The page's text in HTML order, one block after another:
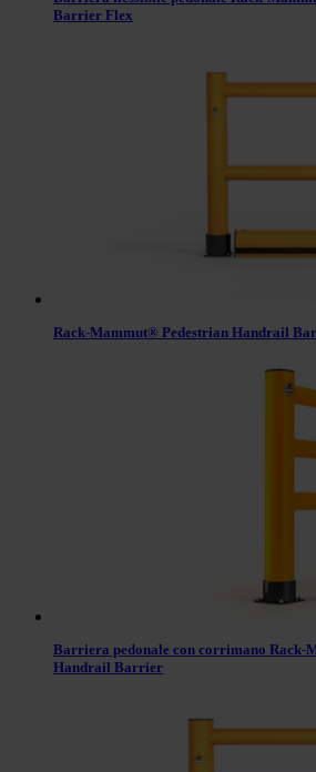
Barrier Flex
Rack-Mammut® Pedestrian Handrail
Barriera pedonale con corrimano Rack-
Handrail Barrier